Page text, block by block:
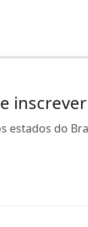
inscrever
estados do